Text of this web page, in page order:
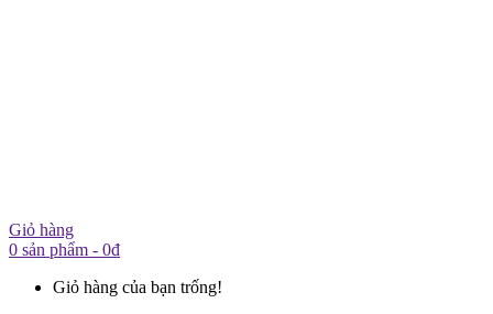
Giỏ hàng
0 sản phẩm - 0đ
Giỏ hàng của bạn trống!